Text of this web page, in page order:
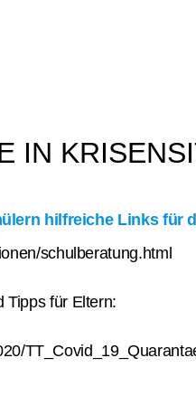
IN
hilfreiche Links für
schulberatung.html
Tipps für Eltern: